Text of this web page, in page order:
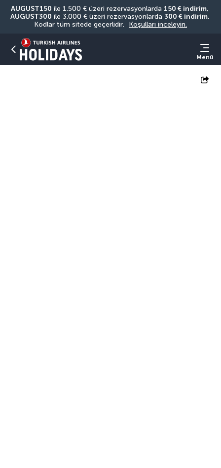
AUGUST150 ile 1.500 € üzeri rezervasyonlarda 150 € indirim
AUGUST300 ile 3.000 € üzeri rezervasyonlarda 300 € indirim.
Kodlar tüm sitede geçerlidir.
Koşulları inceleyin.
Menü